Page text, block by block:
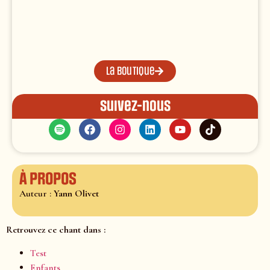
La boutique
Suivez-nous
À propos
Auteur : Yann Olivet
Retrouvez ce chant dans :
Test
Enfants